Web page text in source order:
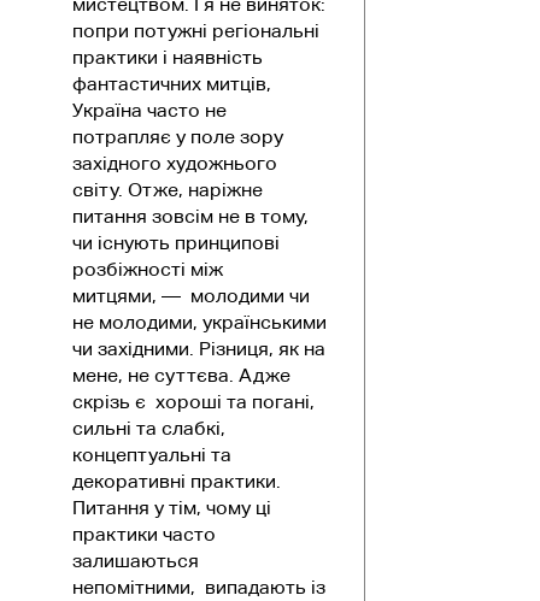
попри потужні регіональні
практики і наявність
фантастичних митців,
Україна часто не
потрапляє у поле зору
західного художнього
світу. Отже, наріжне
питання зовсім не в тому,
чи існують принципові
розбіжності між
митцями, — молодими чи
не молодими, українськими
чи західними. Різниця, як на
мене, не суттєва. Адже
скрізь є хороші та погані,
сильні та слабкі,
концептуальні та
декоративні практики.
Питання у тім, чому ці
практики часто
залишаються
непомітними, випадають із